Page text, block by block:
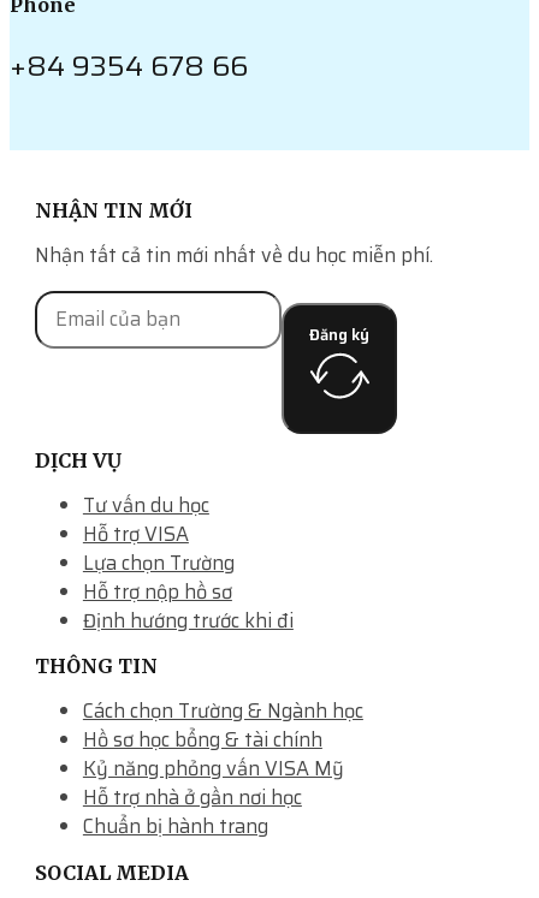
+84 9354 678 66
NHẬN TIN MỚI
Nhận tất cả tin mới nhất về du học miễn phí.
Đăng ký
DỊCH VỤ
Tư vấn du học
Hỗ trợ VISA
Lựa chọn Trường
Hỗ trợ nộp hồ sơ
Định hướng trước khi đi
THÔNG TIN
Cách chọn Trường & Ngành học
Hồ sơ học bổng & tài chính
Kỷ năng phỏng vấn VISA Mỹ
Hỗ trợ nhà ở gần nơi học
Chuẩn bị hành trang
SOCIAL MEDIA